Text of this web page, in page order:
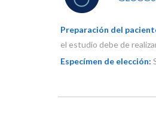
Preparación del
el estudio debe de
Especímen de elección: